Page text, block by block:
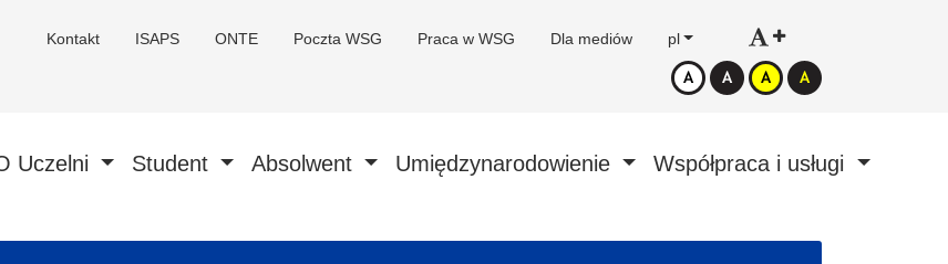
Kontakt ISAPS ONTE Poczta WSG Praca w WSG Dla mediów pl
Uczelni Student Absolwent Umiędzynarodowienie Współpraca i usługi